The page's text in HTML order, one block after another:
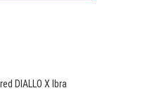
DIALLO X Ibra